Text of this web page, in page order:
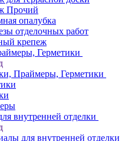
Прочий
опалубка
отделочных работ
крепеж
Герметики
Праймеры, Герметики
внутренней отделки
для внутренней отделки